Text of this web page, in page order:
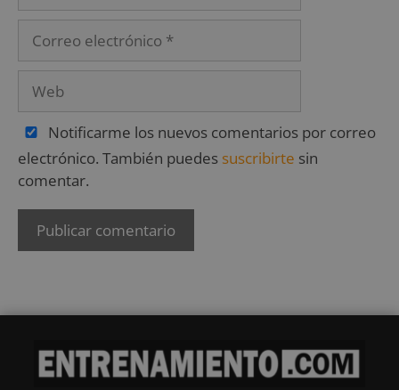
Notificarme los nuevos comentarios por correo
electrónico. También puedes suscribirte sin
comentar.